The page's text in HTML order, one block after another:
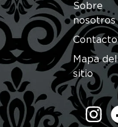
Sobre
nosotros
Contacto
Mapa del
sitio